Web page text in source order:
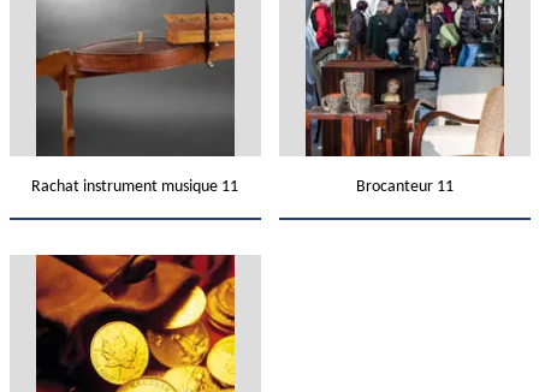
Rachat instrument musique 11 Brocanteur 11